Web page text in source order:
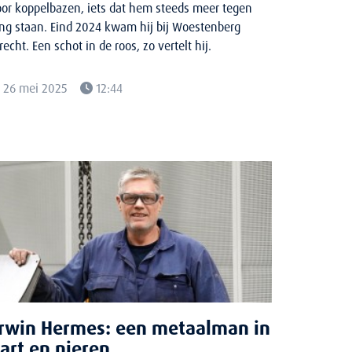
koppelbazen, iets dat hem steeds meer tegen
staan. Eind 2024 kwam hij bij Woestenberg
Een schot in de roos, zo vertelt hij.
26 mei 2025 12:44
Hermes: een metaalman in